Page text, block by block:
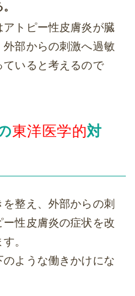
トピー性皮膚炎が臓
部からの刺激へ過敏
いると考えるので
東洋医学的対
整え、外部からの刺
性皮膚炎の症状を改
。
ような働きかけにな